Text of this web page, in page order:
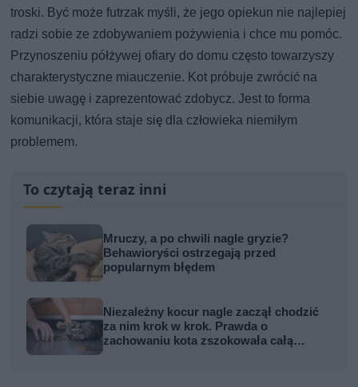
troski. Być może futrzak myśli, że jego opiekun nie najlepiej
radzi sobie ze zdobywaniem pożywienia i chce mu pomóc.
Przynoszeniu półżywej ofiary do domu często towarzyszy
charakterystyczne miauczenie. Kot próbuje zwrócić na
siebie uwagę i zaprezentować zdobycz. Jest to forma
komunikacji, która staje się dla człowieka niemiłym
problemem.
To czytają teraz inni
Mruczy, a po chwili nagle gryzie?
Behawioryści ostrzegają przed
popularnym błędem
Niezależny kocur nagle zaczął chodzić
za nim krok w krok. Prawda o
zachowaniu kota zszokowała całą